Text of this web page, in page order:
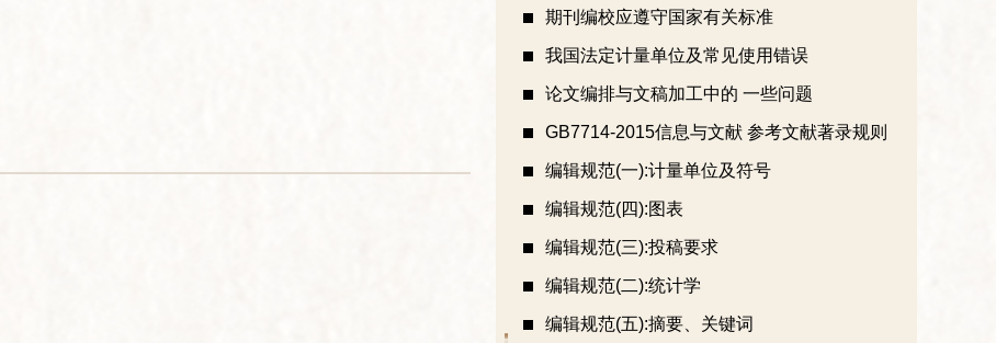
期刊编校应遵守国家有关标准
我国法定计量单位及常见使用错误
论文编排与文稿加工中的 一些问题
GB7714-2015信息与文献 参考文献著录规则
编辑规范(一):计量单位及符号
编辑规范(四):图表
编辑规范(三):投稿要求
编辑规范(二):统计学
编辑规范(五):摘要、关键词